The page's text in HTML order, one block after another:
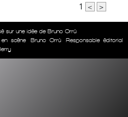
1 < >
sur une idée de Bruno Orrú
scène Bruno Orrú
Responsable éditorial